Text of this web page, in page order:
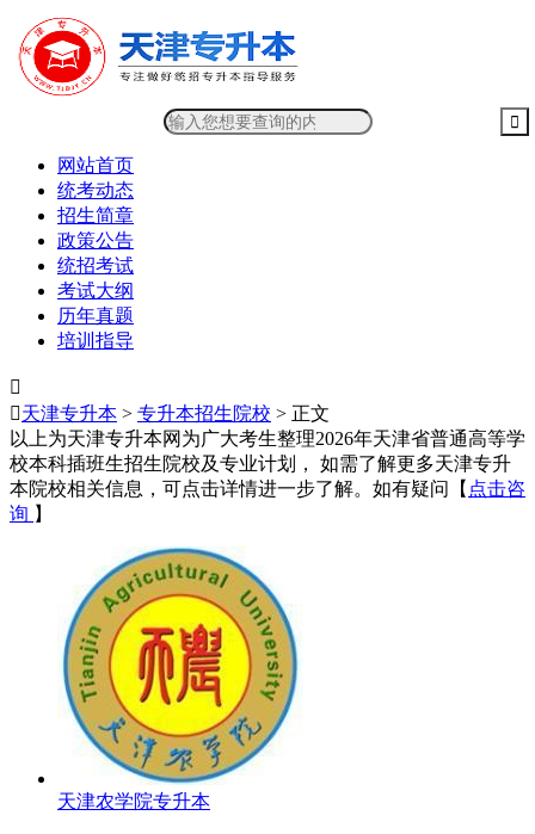
网站首页
统考动态
招生简章
政策公告
统招考试
考试大纲
历年真题
培训指导

天津专升本 > 专升本招生院校 > 正文
以上为天津专升本网为广大考生整理2026年天津省普通高等学
校本科插班生招生院校及专业计划， 如需了解更多天津专升
本院校相关信息，可点击详情进一步了解。如有疑问【 点击咨
询 】
天津农学院专升本